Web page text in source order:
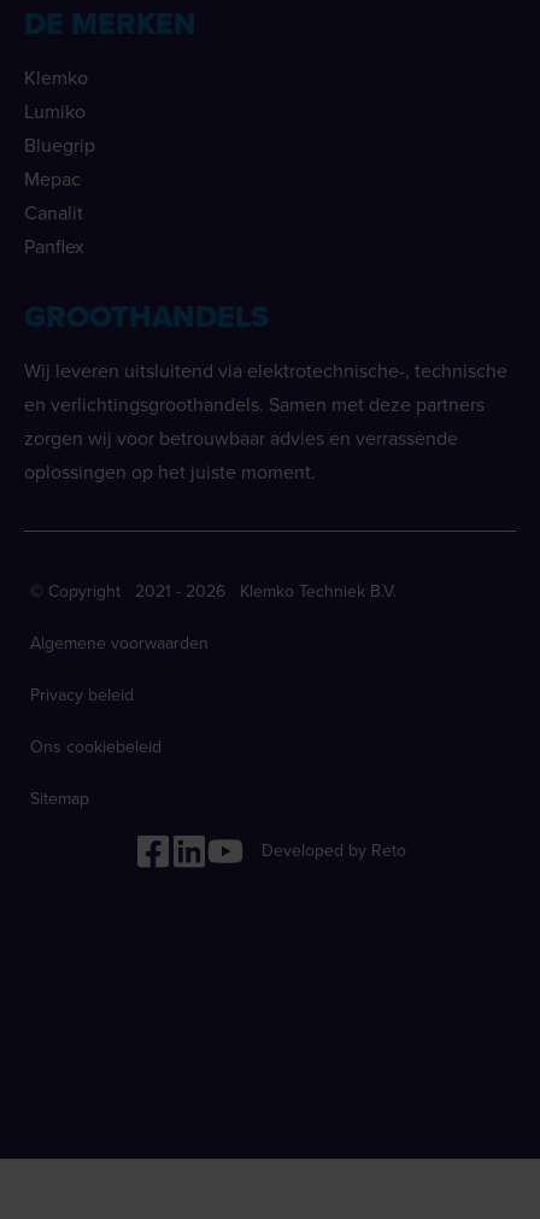
DE MERKEN
Klemko
Lumiko
Bluegrip
Mepac
Canalit
Panflex
GROOTHANDELS
Wij leveren uitsluitend via elektrotechnische-, technische
en verlichtingsgroothandels. Samen met deze partners
zorgen wij voor betrouwbaar advies en verrassende
oplossingen op het juiste moment.
© Copyright 2021 - 2026 Klemko Techniek B.V.
Algemene voorwaarden
Privacy beleid
Ons cookiebeleid
Sitemap
Developed by Reto